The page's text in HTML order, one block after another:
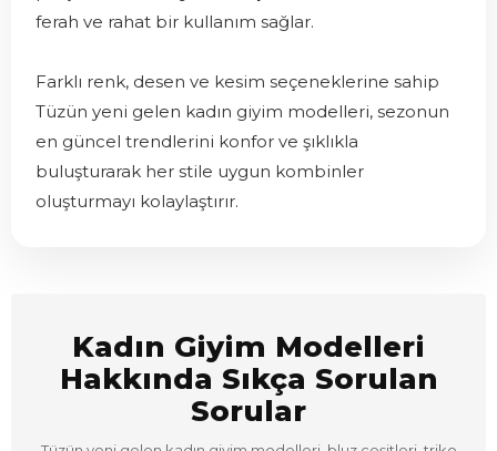
ferah ve rahat bir kullanım sağlar.
Farklı renk, desen ve kesim seçeneklerine sahip
Tüzün yeni gelen kadın giyim modelleri, sezonun
en güncel trendlerini konfor ve şıklıkla
buluşturarak her stile uygun kombinler
oluşturmayı kolaylaştırır.
Kadın Giyim Modelleri
Hakkında Sıkça Sorulan
Sorular